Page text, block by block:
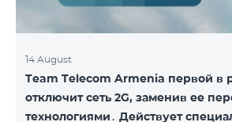
14 August
Team Telecom Armenia первой в
отключит сеть 2G, заменив ее
технологиями․ Действует